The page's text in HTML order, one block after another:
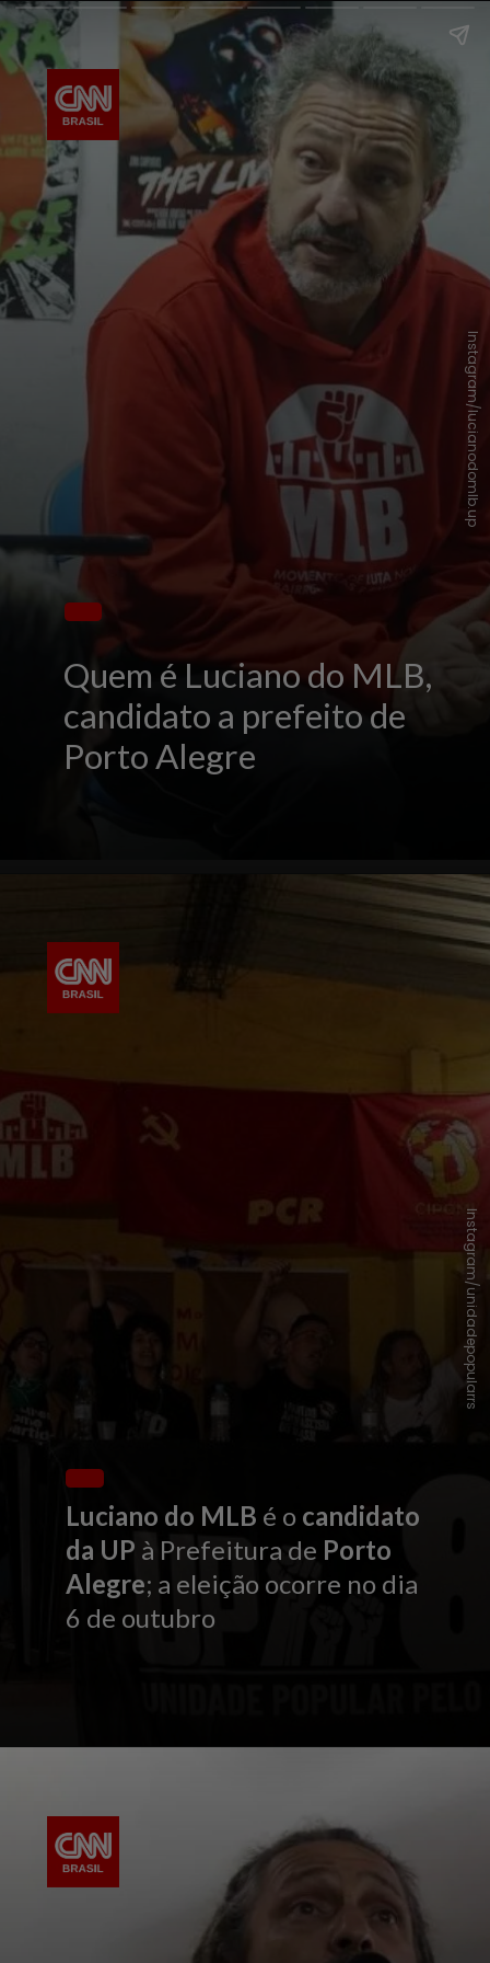
Quem é Luciano do MLB,
candidato a prefeito de
Porto Alegre
Instagram/lucianodomlb.up
Luciano do MLB é o candidato
da UP à Prefeitura de Porto
Alegre; a eleição ocorre no dia
6 de outubro
Instagram/unidadepopularrs